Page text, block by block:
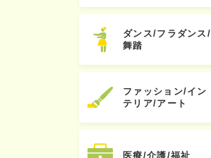
ダンス/フラダンス/
舞踏
ファッション/イン
テリア/アート
医療/介護/福祉